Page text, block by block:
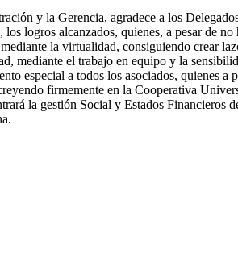
y la Gerencia, agradece a los
logros alcanzados, quienes, a pesar de no
la virtualidad, consiguiendo crear
mediante el trabajo en equipo y la
especial a todos los asociados, quienes a
firmemente en la Cooperativa
la gestión Social y Estados Financieros